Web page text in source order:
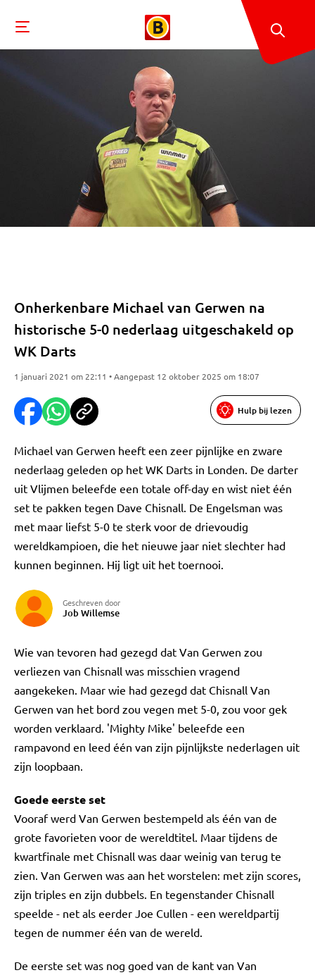
Onherkenbare Michael van Gerwen na
historische 5-0 nederlaag uitgeschakeld op
WK Darts
1 januari 2021 om 22:11 • Aangepast 12 oktober 2025 om 18:07
Hulp bij lezen
Michael van Gerwen heeft een zeer pijnlijke en zware
nederlaag geleden op het WK Darts in Londen. De darter
uit Vlijmen beleefde een totale off-day en wist niet één
set te pakken tegen Dave Chisnall. De Engelsman was
met maar liefst 5-0 te sterk voor de drievoudig
wereldkampioen, die het nieuwe jaar niet slechter had
kunnen beginnen. Hij ligt uit het toernooi.
Geschreven door
Job Willemse
Wie van tevoren had gezegd dat Van Gerwen zou
verliezen van Chisnall was misschien vragend
aangekeken. Maar wie had gezegd dat Chisnall Van
Gerwen van het bord zou vegen met 5-0, zou voor gek
worden verklaard. 'Mighty Mike' beleefde een
rampavond en leed één van zijn pijnlijkste nederlagen uit
zijn loopbaan.
Goede eerste set
Vooraf werd Van Gerwen bestempeld als één van de
grote favorieten voor de wereldtitel. Maar tijdens de
kwartfinale met Chisnall was daar weinig van terug te
zien. Van Gerwen was aan het worstelen: met zijn scores,
zijn triples en zijn dubbels. En tegenstander Chisnall
speelde - net als eerder Joe Cullen - een wereldpartij
tegen de nummer één van de wereld.
De eerste set was nog goed van de kant van Van